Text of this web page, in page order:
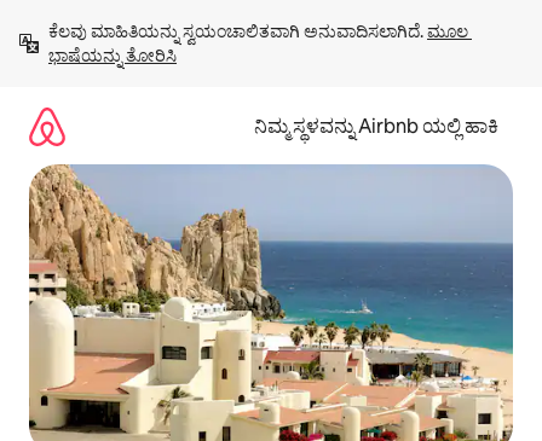
ಹೋಗಿ
ಕೆಲವು ಮಾಹಿತಿಯನ್ನು ಸ್ವಯಂಚಾಲಿತವಾಗಿ ಅನುವಾದಿಸಲಾಗಿದೆ. ಮೂಲ
ಭಾಷೆಯನ್ನು ತೋರಿಸಿ
ನಿಮ್ಮ ಸ್ಥಳವನ್ನು Airbnb ಯಲ್ಲಿ ಹಾಕಿ